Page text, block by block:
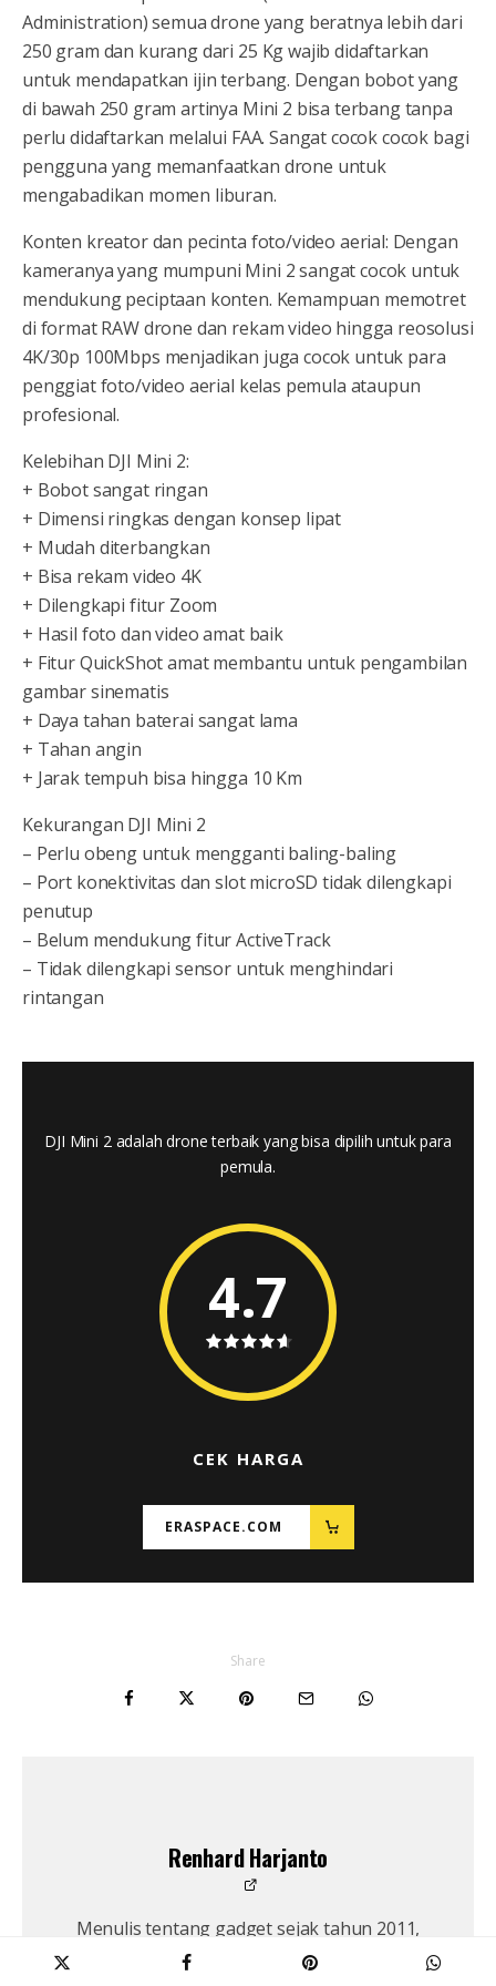
Administration) semua drone yang beratnya lebih dari
250 gram dan kurang dari 25 Kg wajib didaftarkan
untuk mendapatkan ijin terbang. Dengan bobot yang
di bawah 250 gram artinya Mini 2 bisa terbang tanpa
perlu didaftarkan melalui FAA. Sangat cocok cocok bagi
pengguna yang memanfaatkan drone untuk
mengabadikan momen liburan.
Konten kreator dan pecinta foto/video aerial: Dengan
kameranya yang mumpuni Mini 2 sangat cocok untuk
mendukung peciptaan konten. Kemampuan memotret
di format RAW drone dan rekam video hingga reosolusi
4K/30p 100Mbps menjadikan juga cocok untuk para
penggiat foto/video aerial kelas pemula ataupun
profesional.
Kelebihan DJI Mini 2:
+ Bobot sangat ringan
+ Dimensi ringkas dengan konsep lipat
+ Mudah diterbangkan
+ Bisa rekam video 4K
+ Dilengkapi fitur Zoom
+ Hasil foto dan video amat baik
+ Fitur QuickShot amat membantu untuk pengambilan
gambar sinematis
+ Daya tahan baterai sangat lama
+ Tahan angin
+ Jarak tempuh bisa hingga 10 Km
Kekurangan DJI Mini 2
– Perlu obeng untuk mengganti baling-baling
– Port konektivitas dan slot microSD tidak dilengkapi
penutup
– Belum mendukung fitur ActiveTrack
– Tidak dilengkapi sensor untuk menghindari
rintangan
DJI Mini 2 adalah drone terbaik yang bisa dipilih untuk para
pemula.
4.7
CEK HARGA
ERASPACE.COM
Share
Renhard Harjanto
Menulis tentang gadget sejak tahun 2011,
Renhard punya minat tinggi dengan